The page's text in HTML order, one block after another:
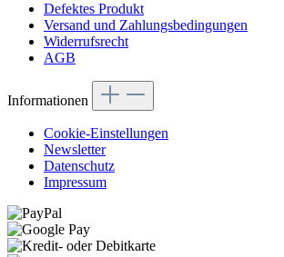
Defektes Produkt
Versand und Zahlungsbedingungen
Widerrufsrecht
AGB
Informationen
Cookie-Einstellungen
Newsletter
Datenschutz
Impressum